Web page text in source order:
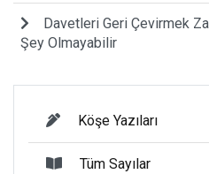
Davetleri Geri Çevirmek
Şey Olmayabilir
Köşe Yazıları
Tüm Sayılar